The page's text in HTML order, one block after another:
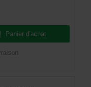
Panier d'achat